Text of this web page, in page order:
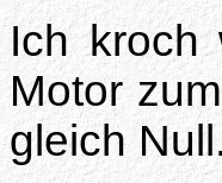
Ich kroch
Motor
gleich